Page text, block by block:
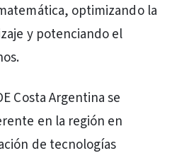
optimizando la
y potenciando el
Costa Argentina se
en la región en
de tecnologías